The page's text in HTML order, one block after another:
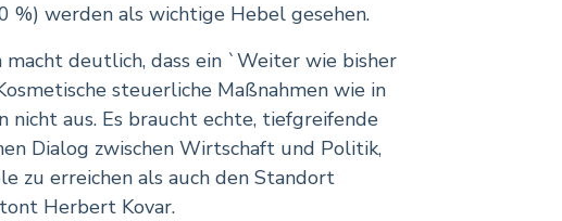
%) werden als wichtige Hebel gesehen.
deutlich, dass ein `Weiter wie bisher
steuerliche Maßnahmen wie in
nicht aus. Es braucht echte, tiefgreifende
Dialog zwischen Wirtschaft und Politik,
zu erreichen als auch den Standort
Herbert Kovar.